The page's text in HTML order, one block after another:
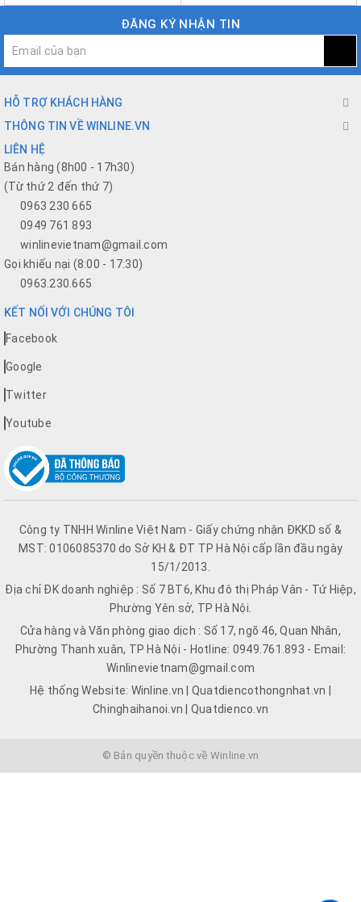
ĐĂNG KÝ NHẬN TIN
HỖ TRỢ KHÁCH HÀNG
THÔNG TIN VỀ WINLINE.VN
LIÊN HỆ
Bán hàng (8h00 - 17h30)
(Từ thứ 2 đến thứ 7)
0963 230 665
0949 761 893
winlinevietnam@gmail.com
Gọi khiếu nại (8:00 - 17:30)
0963.230.665
KẾT NỐI VỚI CHÚNG TÔI
Facebook
Google
Twitter
Youtube
Công ty TNHH Winline Việt Nam - Giấy chứng nhận ĐKKD số &
MST: 0106085370 do Sở KH & ĐT TP Hà Nội cấp lần đầu ngày
15/1/2013.
Địa chỉ ĐK doanh nghiệp : Số 7 BT6, Khu đô thị Pháp Vân - Tứ Hiệp,
Phường Yên sở, TP Hà Nội.
Cửa hàng và Văn phòng giao dịch : Số 17, ngõ 46, Quan Nhân,
Phường Thanh xuân, TP Hà Nội - Hotline: 0949.761.893 - Email:
Winlinevietnam@gmail.com
Hệ thống Website: Winline.vn | Quatdiencothongnhat.vn |
Chinghaihanoi.vn | Quatdienco.vn
© Bản quyền thuộc về Winline.vn